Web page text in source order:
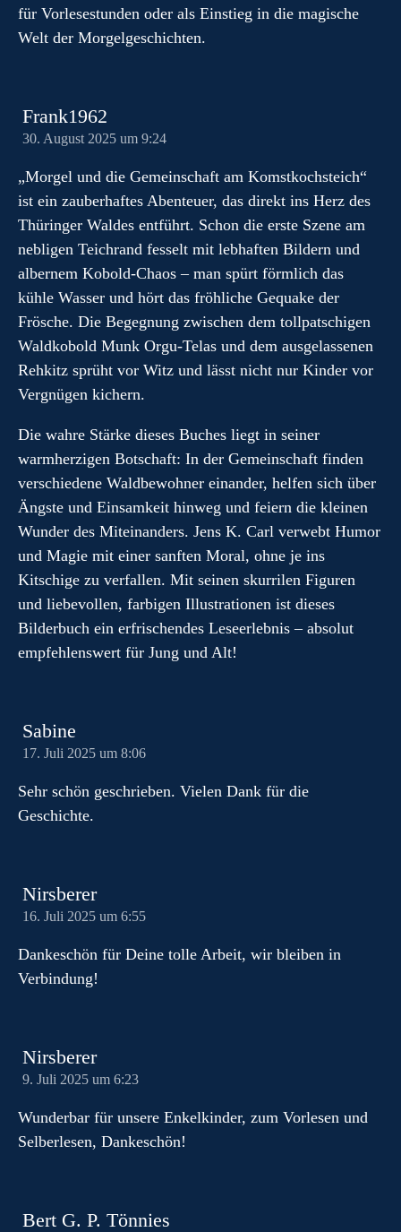
für Vorlesestunden oder als Einstieg in die magische
Welt der Morgelgeschichten.
Frank1962
30. August 2025 um 9:24
„Morgel und die Gemeinschaft am Komstkochsteich“
ist ein zauberhaftes Abenteuer, das direkt ins Herz des
Thüringer Waldes entführt. Schon die erste Szene am
nebligen Teichrand fesselt mit lebhaften Bildern und
albernem Kobold-Chaos – man spürt förmlich das
kühle Wasser und hört das fröhliche Gequake der
Frösche. Die Begegnung zwischen dem tollpatschigen
Waldkobold Munk Orgu-Telas und dem ausgelassenen
Rehkitz sprüht vor Witz und lässt nicht nur Kinder vor
Vergnügen kichern.
Die wahre Stärke dieses Buches liegt in seiner
warmherzigen Botschaft: In der Gemeinschaft finden
verschiedene Waldbewohner einander, helfen sich über
Ängste und Einsamkeit hinweg und feiern die kleinen
Wunder des Miteinanders. Jens K. Carl verwebt Humor
und Magie mit einer sanften Moral, ohne je ins
Kitschige zu verfallen. Mit seinen skurrilen Figuren
und liebevollen, farbigen Illustrationen ist dieses
Bilderbuch ein erfrischendes Leseerlebnis – absolut
empfehlenswert für Jung und Alt!
Sabine
17. Juli 2025 um 8:06
Sehr schön geschrieben. Vielen Dank für die
Geschichte.
Nirsberer
16. Juli 2025 um 6:55
Dankeschön für Deine tolle Arbeit, wir bleiben in
Verbindung!
Nirsberer
9. Juli 2025 um 6:23
Wunderbar für unsere Enkelkinder, zum Vorlesen und
Selberlesen, Dankeschön!
Bert G. P. Tönnies